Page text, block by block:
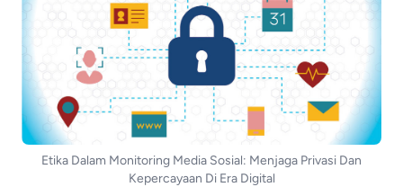
Etika Dalam Monitoring Media Sosial: Menjaga Privasi Dan
Kepercayaan Di Era Digital